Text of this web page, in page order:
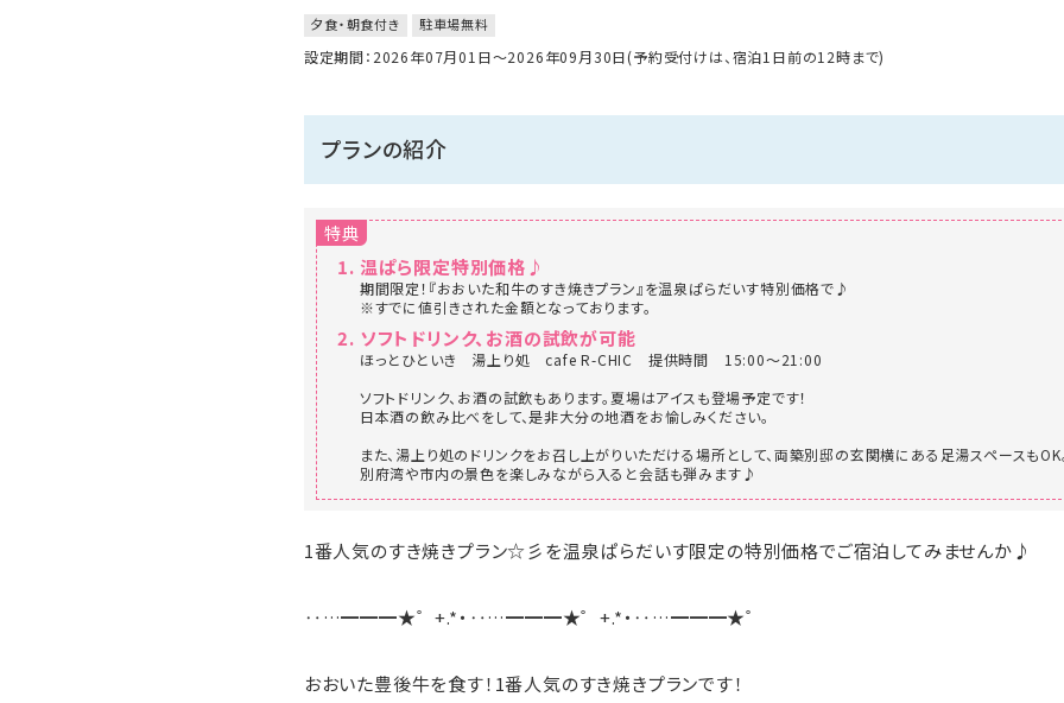
夕食・朝食付き 駐車場無料
設定期間：2026年07月01日～2026年09月30日(予約受付けは、宿泊1日前の12時まで)
プランの紹介
特典
温ぱら限定特別価格♪
期間限定！『おおいた和牛のすき焼きプラン』を温泉ぱらだいす特別価格で♪
※すでに値引きされた金額となっております。
ソフトドリンク、お酒の試飲が可能
ほっとひといき 湯上り処 cafe R-CHIC 提供時間 15:00～21:00
ソフトドリンク、お酒の試飲もあります。夏場はアイスも登場予定です！
日本酒の飲み比べをして、是非大分の地酒をお愉しみください。
また、湯上り処のドリンクをお召し上がりいただける場所として、両築別邸の玄関横にある足湯スペースもOK
別府湾や市内の景色を楽しみながら入ると会話も弾みます♪
1番人気のすき焼きプラン☆彡を温泉ぱらだいす限定の特別価格でご宿泊してみませんか♪
‥…━━━★゜+.*・‥…━━━★゜+.*・‥…━━━★゜
おおいた豊後牛を食す！1番人気のすき焼きプランです！